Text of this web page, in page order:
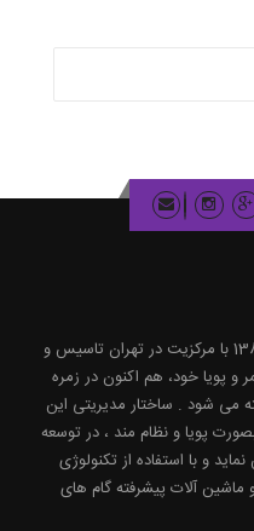
شرکت بین الملل عمران سریر در سال 1384 با مرکزیت در تهران تاسیس و
پویا خود، هم اکنون در زمره
می شود . ساختار مدیریتی این
پویا و نظام مند ، در توسعه
و با استفاده از تکنولوژی
آلات پیشرفته گام های